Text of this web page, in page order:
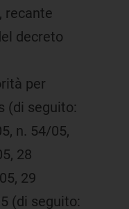
recante
decreto
per
(di seguito:
n. 54/05,
28
29
(di seguito: